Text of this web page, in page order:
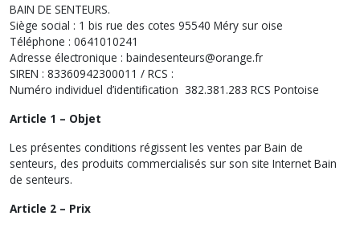
BAIN DE SENTEURS.
Siège social : 1 bis rue des cotes 95540 Méry sur oise
Téléphone : 0641010241
Adresse électronique : baindesenteurs@orange.fr
SIREN : 83360942300011 / RCS :
Numéro individuel d’identification 382.381.283 RCS Pontoise
Article 1 – Objet
Les présentes conditions régissent les ventes par Bain de
senteurs, des produits commercialisés sur son site Internet Bain
de senteurs.
Article 2 – Prix